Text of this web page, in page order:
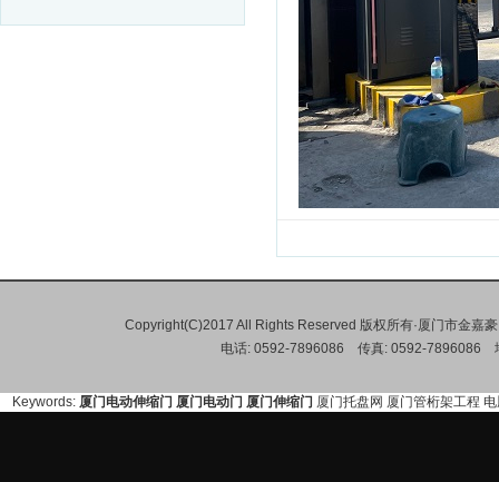
Copyright(C)2017 All Rights Reserved 版权所有·厦门市金嘉
电话: 0592-7896086 传真: 0592-7896086
Keywords: 厦门电动伸缩门 厦门电动门 厦门伸缩门 厦门托盘网 厦门管桁架工程